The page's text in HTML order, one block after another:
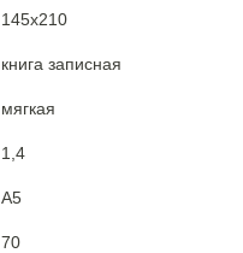
145x210
книга записная
мягкая
1,4
A5
70